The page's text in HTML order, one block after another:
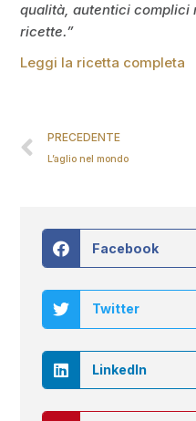
qualità, autentici complici
ricette.”
Leggi la ricetta completa
PRECEDENTE
L’aglio nel mondo
Facebook
Twitter
LinkedIn